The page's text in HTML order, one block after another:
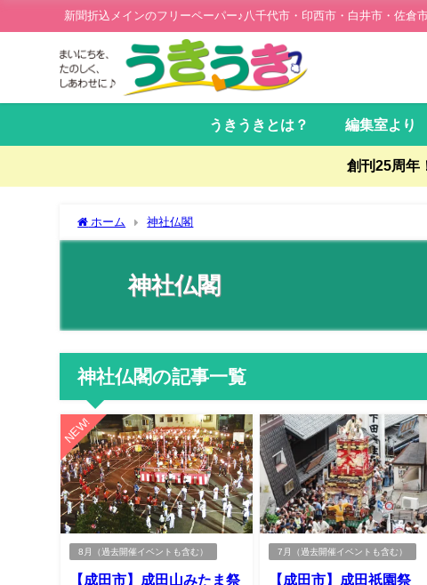
新聞折込メインのフリーペーパー♪八千代市・印西市・白井市・佐倉
うきうきとは？ 編集室より
創刊25周年
ホーム 神社仏閣
神社仏閣
神社仏閣の記事一覧
NEW!
8月（過去開催イベントも含む）
【成田市】成田山みたま祭
7月（過去開催イベントも含む）
【成田市】成田祇園祭